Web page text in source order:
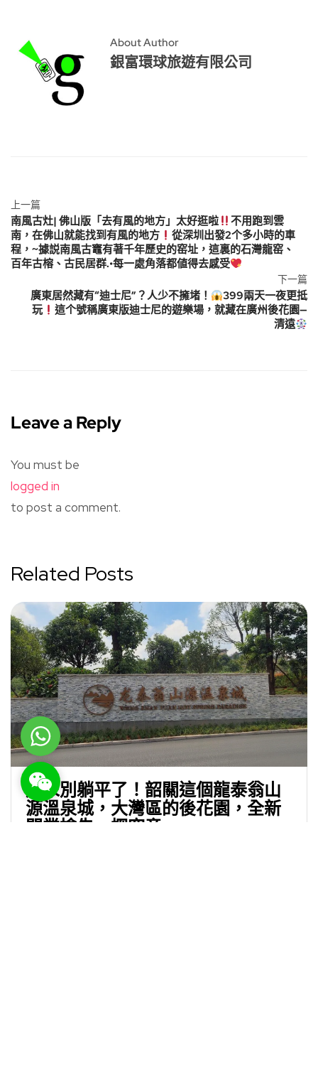
About Author
銀富環球旅遊有限公司
上一篇
南風古灶| 佛山版「去有風的地方」太好逛啦
不用跑到雲
南，在佛山就能找到有風的地方
從深圳出發2个多小時的車
程，~據説南風古竈有著千年歷史的窑址，這裏的石灣龍窑、
百年古榕、古民居群.•每一處角落都値得去感受
下一篇
廣東居然藏有“迪士尼”？人少不擁堵！
399兩天一夜更抵
玩
這个號稱廣東版迪士尼的遊樂場，就藏在廣州後花園—
清遠
Leave a Reply
You must be
logged in
to post a comment.
Related Posts
周末別躺平了！韶關這個龍泰翁山
源溫泉城，大灣區的後花園，全新
開業搶先一探究竟
WhatsApp
WeChat: rsgt819